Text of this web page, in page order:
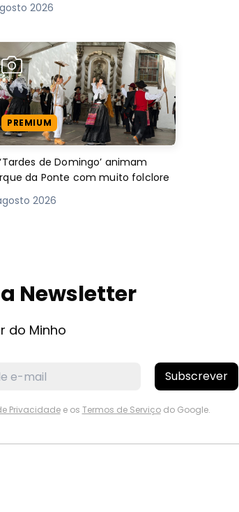
2026
PREMIUM
‘Tardes de Domingo’ animam
da Ponte com muito folclore
2026
Newsletter
do Minho
Subscrever
Privacidadee os Termos de Serviçodo Google.